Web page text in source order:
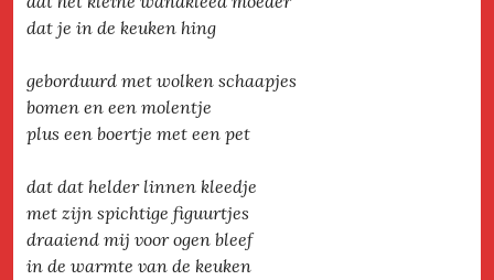
dat je in de keuken hing
geborduurd met wolken schaapjes
bomen en een molentje
plus een boertje met een pet
dat dat helder linnen kleedje
met zijn spichtige figuurtjes
draaiend mij voor ogen bleef
in de warmte van de keuken